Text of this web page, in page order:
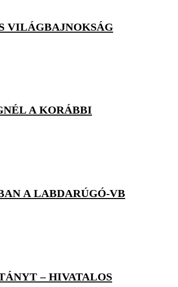
VILÁGBAJNOKSÁG
A KORÁBBI
A LABDARÚGÓ-VB
– HIVATALOS